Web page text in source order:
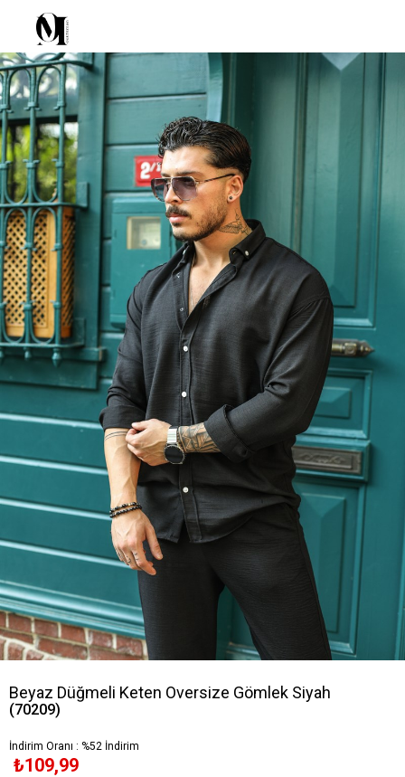
Beyaz Düğmeli Keten Oversize Gömlek Siyah
(70209)
İndirim Oranı : %52 İndirim
₺109,99